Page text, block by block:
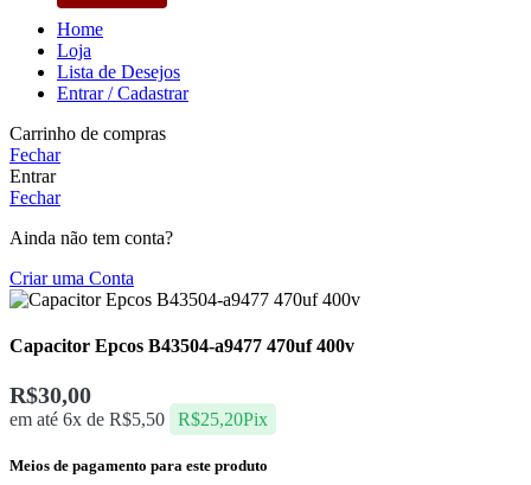
Home
Loja
Lista de Desejos
Entrar / Cadastrar
Carrinho de compras
Fechar
Entrar
Fechar
Ainda não tem conta?
Criar uma Conta
Capacitor Epcos B43504-a9477 470uf 400v
R$30,00
em até 6x de R$5,50 R$25,20Pix
Meios de pagamento para este produto